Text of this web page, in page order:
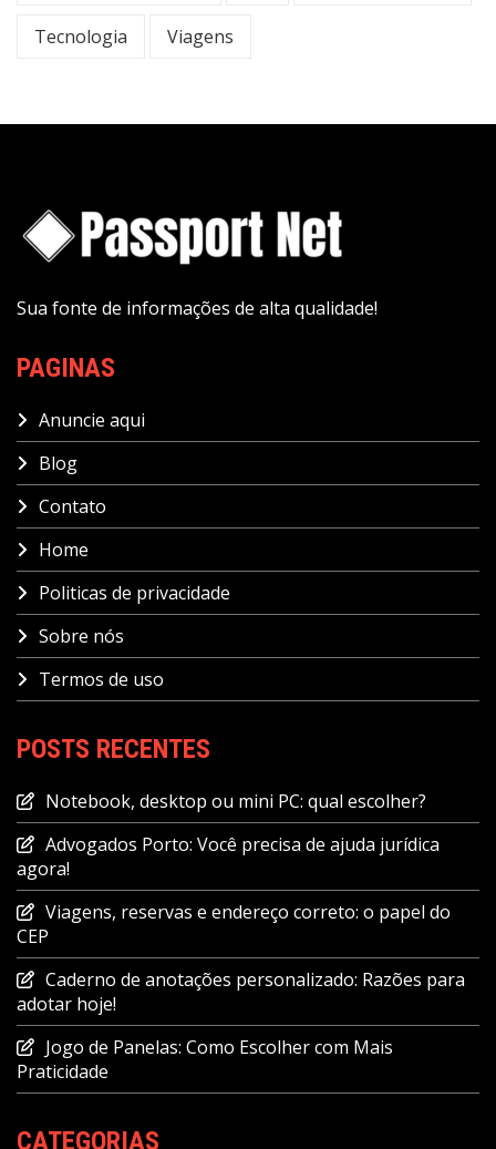
Tecnologia Viagens
Sua fonte de informações de alta qualidade!
PAGINAS
Anuncie aqui
Blog
Contato
Home
Politicas de privacidade
Sobre nós
Termos de uso
POSTS RECENTES
Notebook, desktop ou mini PC: qual escolher?
Advogados Porto: Você precisa de ajuda jurídica
agora!
Viagens, reservas e endereço correto: o papel do
CEP
Caderno de anotações personalizado: Razões para
adotar hoje!
Jogo de Panelas: Como Escolher com Mais
Praticidade
CATEGORIAS